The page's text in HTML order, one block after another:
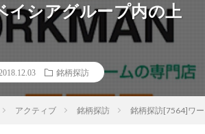
イシアグループ内の上
銘柄探訪
アクティブ 銘柄探訪 銘柄探訪[7564]ワ